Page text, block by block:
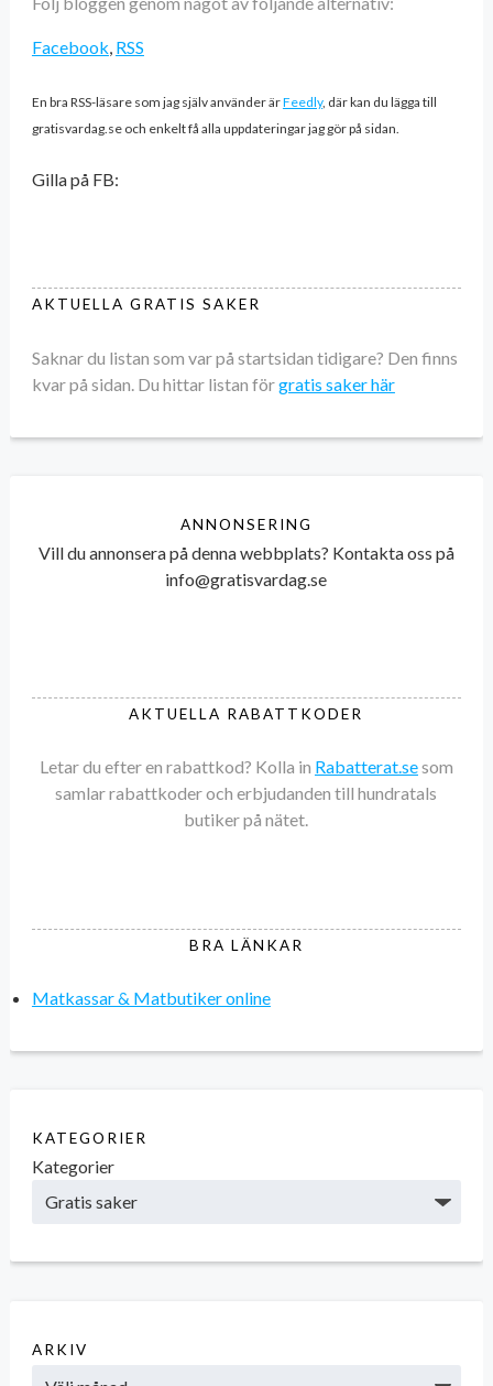
Facebook RSS
En bra RSS-läsare som jag själv använder ärFeedly, där kan du lägga till
gratisvardag.se och enkelt få alla uppdateringar jag gör på sidan.
Gilla på FB:
AKTUELLA GRATIS SAKER
Saknar du listan som var på startsidan tidigare? Den finns
kvar på sidan. Du hittar listan förgratis saker här
ANNONSERING
Vill du annonsera på denna webbplats? Kontakta oss på
info@gratisvardag.se
AKTUELLA RABATTKODER
Letar du efter en rabattkod? Kolla in Rabatterat.sesom
samlar rabattkoder och erbjudanden till hundratals
butiker på nätet.
BRA LÄNKAR
Matkassar & Matbutiker online
KATEGORIER
Kategorier
ARKIV